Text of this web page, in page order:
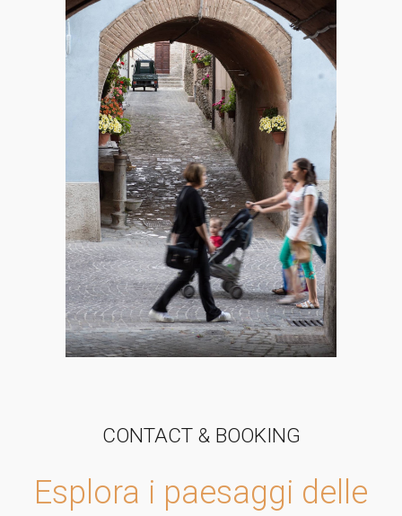
CONTACT & BOOKING
Esplora i paesaggi delle